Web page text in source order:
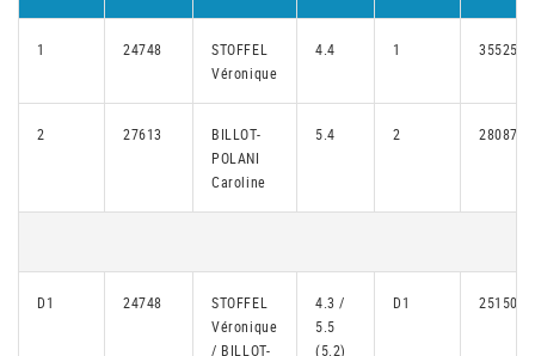
1 24748
STOFFEL
Véronique
4.4 1 35525
2 27613
BILLOT-
POLANI
Caroline
5.4 2 28087
D1 24748
STOFFEL
Véronique
/ BILLOT-
4.3 /
5.5
(5.2)
D1 25150